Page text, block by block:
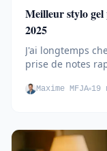
Meilleur stylo
2025
J'ai longtemps
prise de notes
Maxime MFJA 19